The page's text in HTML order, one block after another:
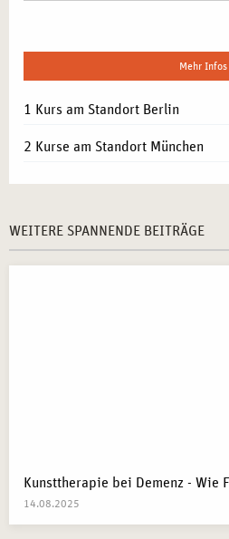
Mehr Infos
1 Kurs am Standort Berlin
2 Kurse am Standort München
WEITERE SPANNENDE BEITRÄGE
14.08.2025